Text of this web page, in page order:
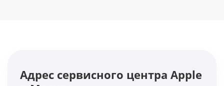
Адрес сервисного центра Apple